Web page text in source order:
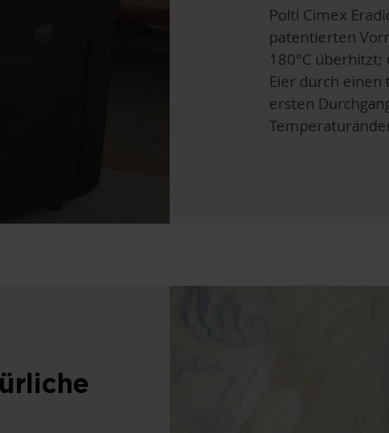
Polti Cimex
patentierten
180°C
Eier durch einen
ersten